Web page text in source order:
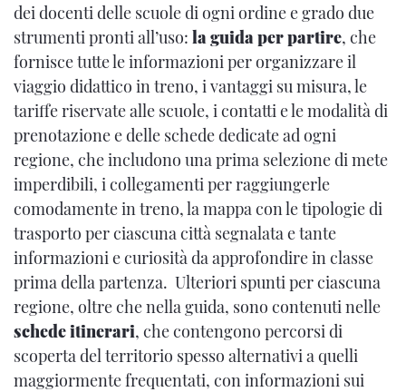
dei docenti delle scuole di ogni ordine e grado due
strumenti pronti all’uso: la guida per partire, che
fornisce tutte le informazioni per organizzare il
viaggio didattico in treno, i vantaggi su misura, le
tariffe riservate alle scuole, i contatti e le modalità di
prenotazione e delle schede dedicate ad ogni
regione, che includono una prima selezione di mete
imperdibili, i collegamenti per raggiungerle
comodamente in treno, la mappa con le tipologie di
trasporto per ciascuna città segnalata e tante
informazioni e curiosità da approfondire in classe
prima della partenza. Ulteriori spunti per ciascuna
regione, oltre che nella guida, sono contenuti nelle
schede itinerari, che contengono percorsi di
scoperta del territorio spesso alternativi a quelli
maggiormente frequentati, con informazioni sui